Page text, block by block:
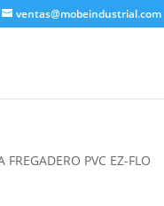
ventas@mobeindustrial.com
FREGADERO PVC EZ-FLO